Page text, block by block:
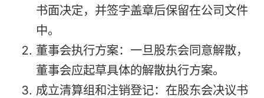
书面决定，并签字盖章后保留在公司文件
中。
董事会执行方案：一旦股东会同意解散，
董事会应起草具体的解散执行方案。
成立清算组和注销登记：在股东会决议书